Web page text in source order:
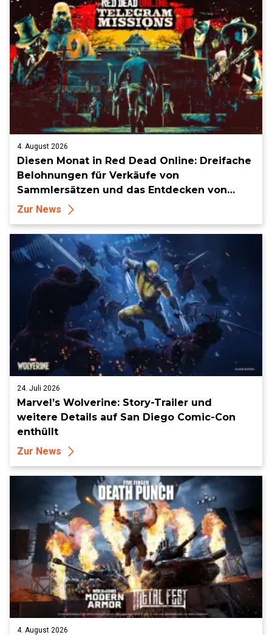
4. August 2026
Diesen Monat in Red Dead Online: Dreifache
Belohnungen für Verkäufe von
Sammlersätzen und das Entdecken von
Sammlerstücken, in Telegramm-Missionen
Zur News
24. Juli 2026
Marvel’s Wolverine: Story-Trailer und
weitere Details auf San Diego Comic-Con
enthüllt
Zur News
4. August 2026